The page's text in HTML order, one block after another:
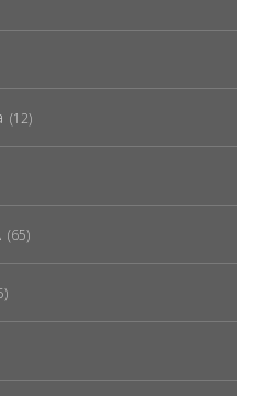
(12)
(65)